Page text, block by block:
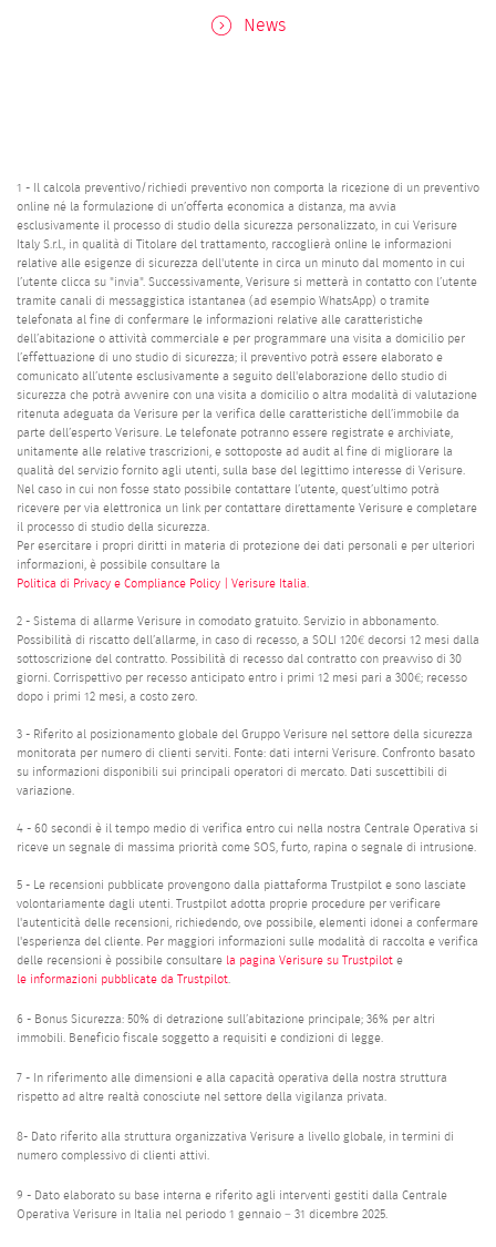
News
1 - Il calcola preventivo/richiedi preventivo non comporta la ricezione di un preventivo
online né la formulazione di un’offerta economica a distanza, ma avvia
esclusivamente il processo di studio della sicurezza personalizzato, in cui Verisure
Italy S.r.l., in qualità di Titolare del trattamento, raccoglierà online le informazioni
relative alle esigenze di sicurezza dell'utente in circa un minuto dal momento in cui
l’utente clicca su "invia". Successivamente, Verisure si metterà in contatto con l’utente
tramite canali di messaggistica istantanea (ad esempio WhatsApp) o tramite
telefonata al fine di confermare le informazioni relative alle caratteristiche
dell’abitazione o attività commerciale e per programmare una visita a domicilio per
l’effettuazione di uno studio di sicurezza; il preventivo potrà essere elaborato e
comunicato all’utente esclusivamente a seguito dell'elaborazione dello studio di
sicurezza che potrà avvenire con una visita a domicilio o altra modalità di valutazione
ritenuta adeguata da Verisure per la verifica delle caratteristiche dell’immobile da
parte dell’esperto Verisure. Le telefonate potranno essere registrate e archiviate,
unitamente alle relative trascrizioni, e sottoposte ad audit al fine di migliorare la
qualità del servizio fornito agli utenti, sulla base del legittimo interesse di Verisure.
Nel caso in cui non fosse stato possibile contattare l’utente, quest’ultimo potrà
ricevere per via elettronica un link per contattare direttamente Verisure e completare
il processo di studio della sicurezza.
Per esercitare i propri diritti in materia di protezione dei dati personali e per ulteriori
informazioni, è possibile consultare la
Politica di Privacy e Compliance Policy | Verisure Italia
2 - Sistema di allarme Verisure in comodato gratuito. Servizio in abbonamento.
Possibilità di riscatto dell’allarme, in caso di recesso, a SOLI 120€ decorsi 12 mesi dalla
sottoscrizione del contratto. Possibilità di recesso dal contratto con preavviso di 30
giorni. Corrispettivo per recesso anticipato entro i primi 12 mesi pari a 300€; recesso
dopo i primi 12 mesi, a costo zero.
3 - Riferito al posizionamento globale del Gruppo Verisure nel settore della sicurezza
monitorata per numero di clienti serviti. Fonte: dati interni Verisure. Confronto basato
su informazioni disponibili sui principali operatori di mercato. Dati suscettibili di
variazione.
4 - 60 secondi è il tempo medio di verifica entro cui nella nostra Centrale Operativa si
riceve un segnale di massima priorità come SOS, furto, rapina o segnale di intrusione.
5 - Le recensioni pubblicate provengono dalla piattaforma Trustpilot e sono lasciate
volontariamente dagli utenti. Trustpilot adotta proprie procedure per verificare
l'autenticità delle recensioni, richiedendo, ove possibile, elementi idonei a confermare
l'esperienza del cliente. Per maggiori informazioni sulle modalità di raccolta e verifica
delle recensioni è possibile consultare la pagina Verisure su Trustpilot e
le informazioni pubblicate da Trustpilot
6 - Bonus Sicurezza: 50% di detrazione sull’abitazione principale; 36% per altri
immobili. Beneficio fiscale soggetto a requisiti e condizioni di legge.
7 - In riferimento alle dimensioni e alla capacità operativa della nostra struttura
rispetto ad altre realtà conosciute nel settore della vigilanza privata.
8- Dato riferito alla struttura organizzativa Verisure a livello globale, in termini di
numero complessivo di clienti attivi.
9 - Dato elaborato su base interna e riferito agli interventi gestiti dalla Centrale
Operativa Verisure in Italia nel periodo 1 gennaio – 31 dicembre 2025.